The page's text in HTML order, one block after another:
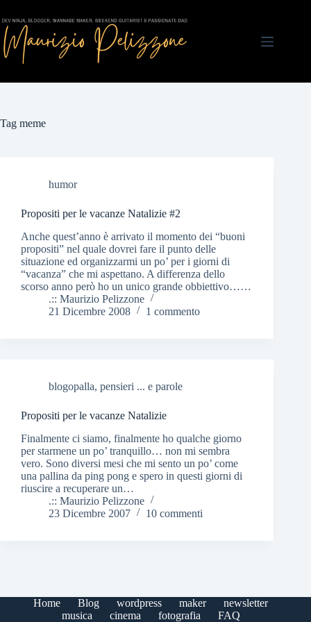
al
contenuto
Tag meme
humor
Propositi per le vacanze Natalizie #2
Anche quest’anno è arrivato il momento dei “buoni
propositi” nel quale dovrei fare il punto delle
situazione ed organizzarmi un po’ per i giorni di
“vacanza” che mi aspettano. A differenza dello
scorso anno però ho un unico grande obbiettivo……
.:: Maurizio Pelizzone
21 Dicembre 2008
1 commento
blogopalla, pensieri ... e parole
Propositi per le vacanze Natalizie
Finalmente ci siamo, finalmente ho qualche giorno
per starmene un po’ tranquillo… non mi sembra
vero. Sono diversi mesi che mi sento un po’ come
una pallina da ping pong e spero in questi giorni di
riuscire a recuperare un…
.:: Maurizio Pelizzone
23 Dicembre 2007
10 commenti
Home Blog wordpress maker
newsletter
musica
cinema fotografia FAQ